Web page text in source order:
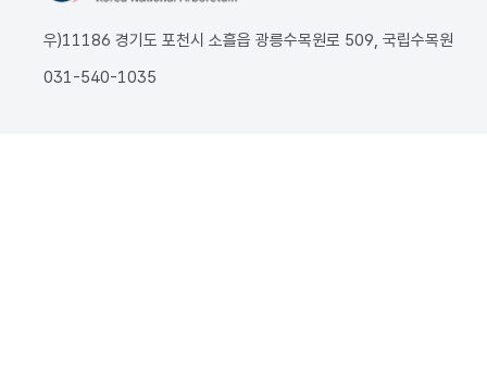
우)11186 경기도 포천시 소흘읍 광릉수목원로 509, 국립수목원
031-540-1035